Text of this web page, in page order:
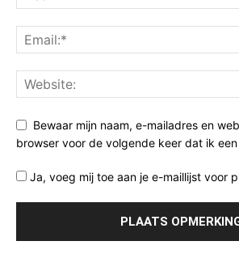
Bewaar mijn naam, e-mailadres en
browser voor de volgende keer dat ik
Ja, voeg mij toe aan je e-maillijst voor